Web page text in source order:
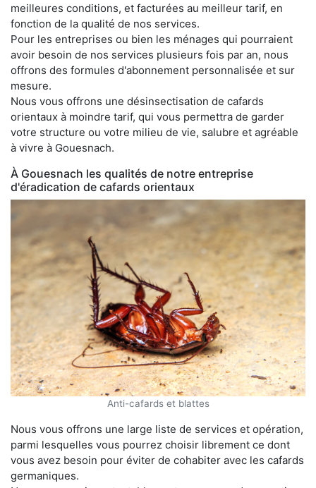
meilleures conditions, et facturées au meilleur tarif, en
fonction de la qualité de nos services.
Pour les entreprises ou bien les ménages qui pourraient
avoir besoin de nos services plusieurs fois par an, nous
offrons des formules d'abonnement personnalisée et sur
mesure.
Nous vous offrons une désinsectisation de cafards
orientaux à moindre tarif, qui vous permettra de garder
votre structure ou votre milieu de vie, salubre et agréable
à vivre à Gouesnach.
À Gouesnach les qualités de notre entreprise
d'éradication de cafards orientaux
Anti-cafards et blattes
Nous vous offrons une large liste de services et opération,
parmi lesquelles vous pourrez choisir librement ce dont
vous avez besoin pour éviter de cohabiter avec les cafards
germaniques.